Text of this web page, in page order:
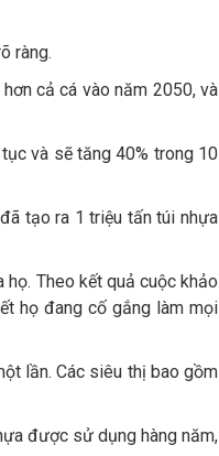
ràng.
cả cá vào năm 2050, và
và sẽ tăng 40% trong 10
tạo ra 1 triệu tấn túi nhựa
Theo kết quả cuộc khảo
họ đang cố gắng làm mọi
lần. Các siêu thị bao gồm
được sử dụng hàng năm,